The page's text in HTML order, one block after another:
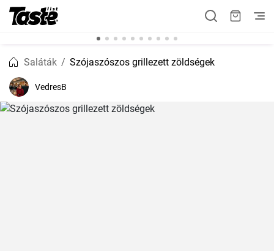
Saláták Szójaszószos grillezett zöldségek
VedresB